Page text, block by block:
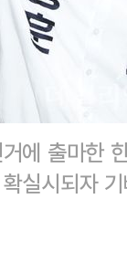
에 출마한
실시되자